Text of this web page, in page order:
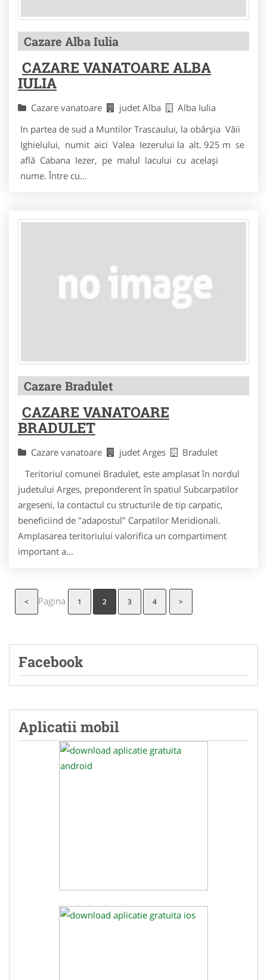
Cazare Alba Iulia
CAZARE VANATOARE ALBA
IULIA
Cazare vanatoare judet Alba
Alba Iulia
In partea de sud a Muntilor Trascaului, la obârşia Văii
Ighielului, numit aici Valea Iezerului la alt. 925 m se
află Cabana Iezer, pe malul lacului cu acelaşi
nume. Între cu...
Cazare Bradulet
CAZARE VANATOARE
BRADULET
Cazare vanatoare judet Arges
Bradulet
Teritoriul comunei Bradulet, este amplasat în nordul
judetului Arges, preponderent în spatiul Subcarpatilor
argeseni, la contactul cu structurile de tip carpatic,
beneficiind de "adapostul" Carpatilor Meridionali.
Amplasarea teritoriului valorifica un compartiment
important a...
Pagina
< 1 2 3 4 >
Facebook
Aplicatii mobil